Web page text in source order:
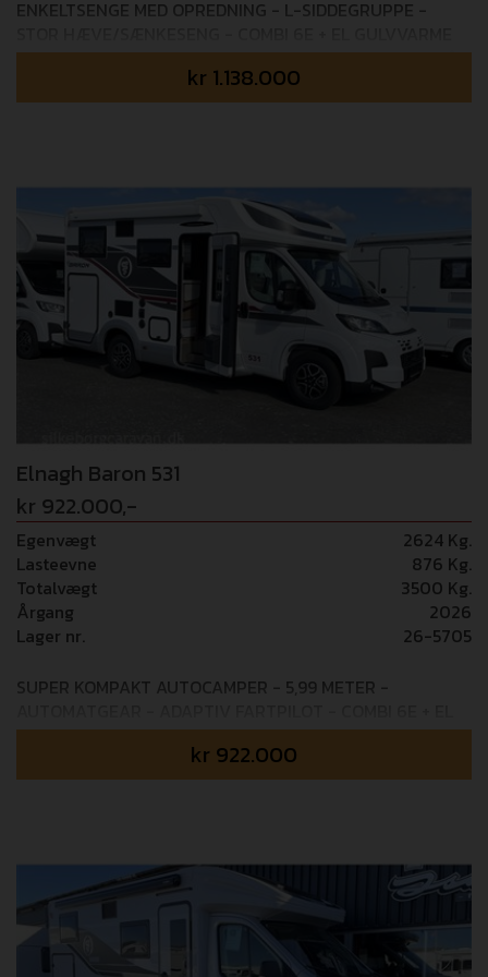
ENKELTSENGE MED OPREDNING - L-SIDDEGRUPPE -
Mulighed for tilkøb af 36 mdr+ GOSafe garanti (i alt 5 års
garanti) - 14.995,- BEMÆRK: 5 SELEPLADSER! Denne
camper er standard med disse pakker: PACK FIAT 16”
Apple Carplay / Android Auto - Bakkamera - 200W
solpanel med MPPT regulator - Mørklægningsgardiner i
kabinen Denne camper kommer hjem med disse ekstra
pakker: PACK MATIC + 180 HK (68.000,-) 8-trins
Automatgearkasse + 180 Hestekræfter PACK PLEIN AIR
(11.000,-) 5m Markise i antracit - Udvendigt gasudtag +
bruser i garage GULVVARME (8.000,-) TRUMA COMBI 6E
(11.000,-) Alle pakker er inklusiv i udsalgsprisen!
kr 1.138.000
Elnagh Baron 531
kr 922.000,-
Egenvægt
2624 Kg.
Lasteevne
876 Kg.
Totalvægt
3500 Kg.
Årgang
2026
Lager nr.
26-5705
SUPER KOMPAKT AUTOCAMPER - 5,99 METER -
GULVVARME Mulighed for tilkøb af 36 mdr+ GOSafe
garanti (i alt 5 års garanti) - 14.995,- Camperen kommer
standard med disse pakker: PACK EXPO Tågelygter -
(dæktrykskontrol) - Pioneer 9” radio Apple Carplay
/Android Auto - Bakkamera - 200W solpanel med MPPT
regulator -Mørklægningsgardiner i kabinen Camperen er
bestilt hjem med disse ekstra pakker: PACK MATIC
kr 922.000